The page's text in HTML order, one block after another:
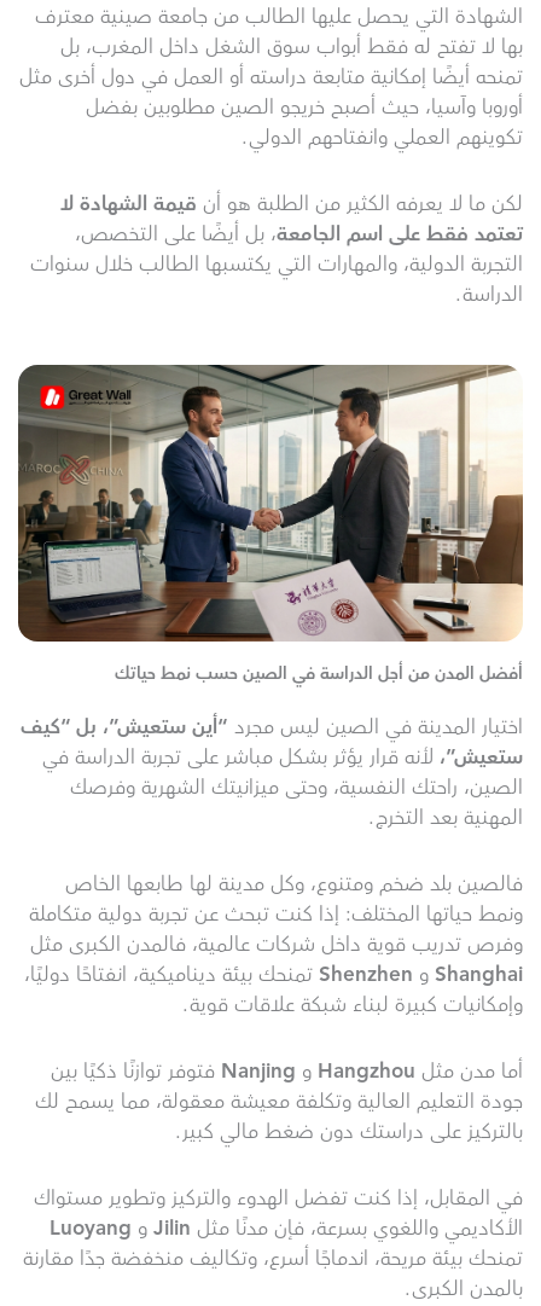
الشهادة التي يحصل عليها الطالب من جامعة صينية معترف
بها لا تفتح له فقط أبواب سوق الشغل داخل المغرب، بل
تمنحه أيضًا إمكانية متابعة دراسته أو العمل في دول أخرى مثل
أوروبا وآسيا، حيث أصبح خريجو الصين مطلوبين بفضل
تكوينهم العملي وانفتاحهم الدولي.
لكن ما لا يعرفه الكثير من الطلبة هو أن قيمة الشهادة لا
تعتمد فقط على اسم الجامعة، بل أيضًا على التخصص،
التجربة الدولية، والمهارات التي يكتسبها الطالب خلال سنوات
الدراسة.
أفضل المدن من أجل الدراسة في الصين حسب نمط حياتك
اختيار المدينة في الصين ليس مجرد “أين ستعيش”، بل “كيف
ستعيش”، لأنه قرار يؤثر بشكل مباشر على تجربة الدراسة في
الصين، راحتك النفسية، وحتى ميزانيتك الشهرية وفرصك
المهنية بعد التخرج.
فالصين بلد ضخم ومتنوع، وكل مدينة لها طابعها الخاص
ونمط حياتها المختلف: إذا كنت تبحث عن تجربة دولية متكاملة
وفرص تدريب قوية داخل شركات عالمية، فالمدن الكبرى مثل
Shanghaiو Shenzhenتمنحك بيئة ديناميكية، انفتاحًا دوليًا،
وإمكانيات كبيرة لبناء شبكة علاقات قوية.
أما مدن مثل Hangzhou و Nanjing فتوفر توازنًا ذكيًا بين
جودة التعليم العالية وتكلفة معيشة معقولة، مما يسمح لك
بالتركيز على دراستك دون ضغط مالي كبير.
في المقابل، إذا كنت تفضل الهدوء والتركيز وتطوير مستواك
الأكاديمي واللغوي بسرعة، فإن مدنًا مثل Jilinو
تمنحك بيئة مريحة، اندماجًا أسرع، وتكاليف منخفضة جدًا مقارنة
بالمدن الكبرى.